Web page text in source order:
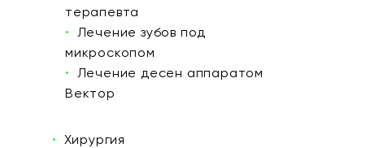
терапевта
Лечение зубов под
микроскопом
Лечение десен аппаратом
Вектор
Хирургия